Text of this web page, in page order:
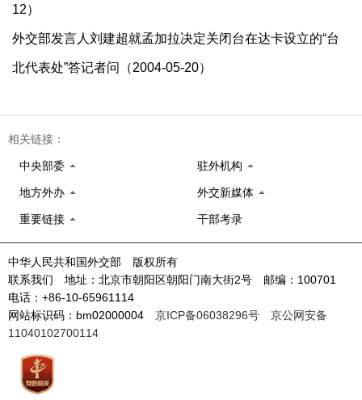
12）
外交部发言人刘建超就孟加拉决定关闭台在达卡设立的“台
北代表处”答记者问（2004-05-20）
相关链接：
中央部委 驻外机构
地方外办 外交新媒体
重要链接 干部考录
中华人民共和国外交部 版权所有
联系我们 地址：北京市朝阳区朝阳门南大街2号 邮编：100701
电话：+86-10-65961114
网站标识码：bm02000004 京ICP备06038296号
京公网安备
11040102700114